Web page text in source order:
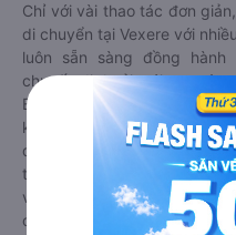
Chỉ với vài thao tác đơn
di chuyển tại Vexere với
luôn sẵn sàng đồng
chuyến đi thoải mái, an toàn
Bên cạnh đó, bạn có thể
khác tại
Goyolo.com cho
đặt vé cho phép người
thời gian di chuyển của
và tàu hoả. Hệ thống của
các hãng máy bay, xe